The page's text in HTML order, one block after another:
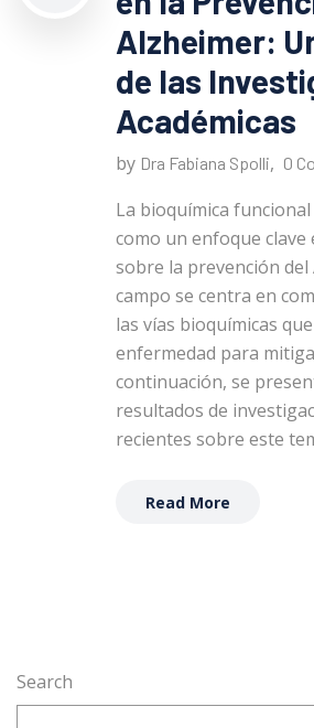
Alzheimer:
de las
Académicas
by Dra Fabiana Spolli, 0
La bioquímica
como un enfoque clave
sobre la prevención del
campo se centra en
las vías bioquímicas
enfermedad para
continuación, se
resultados de
recientes sobre este
Read More
Search